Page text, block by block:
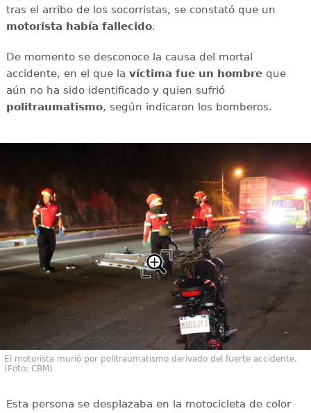
tras el arribo de los socorristas, se constató que un
motorista había fallecido.
De momento se desconoce la causa del mortal
accidente, en el que la víctima fue un hombreque
aún no ha sido identificado y quien sufrió
politraumatismo, según indicaron los bomberos.
El motorista murió por politraumatismo derivado del fuerte accidente.
(Foto: CBM)
Esta persona se desplazaba en la motocicleta de color